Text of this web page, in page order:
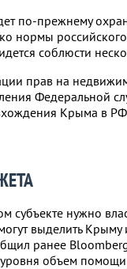
по-прежнему
нормы российского
соблюсти
прав на
Федеральной
Крыма в РФ
нужно
выделить
ранее
объем